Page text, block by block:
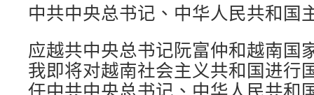
中共中央总书记、中华人民共和
应越共中央总书记阮富仲和越南国
我即将对越南社会主义共和国进行
任中共中央总书记、中华人民共和